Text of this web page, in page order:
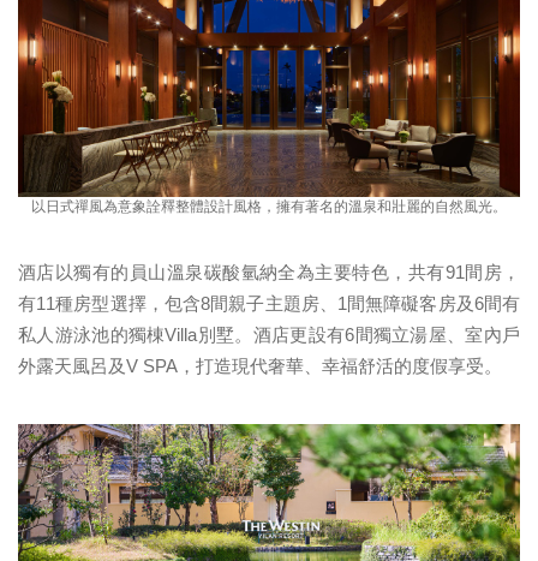
以日式禪風為意象詮釋整體設計風格，擁有著名的溫泉和壯麗的自然風光。
酒店以獨有的員山溫泉碳酸氫納全為主要特色，共有91間房，
有11種房型選擇，包含8間親子主題房、1間無障礙客房及6間有
私人游泳池的獨棟Villa別墅。酒店更設有6間獨立湯屋、室內戶
外露天風呂及V SPA，打造現代奢華、幸福舒活的度假享受。